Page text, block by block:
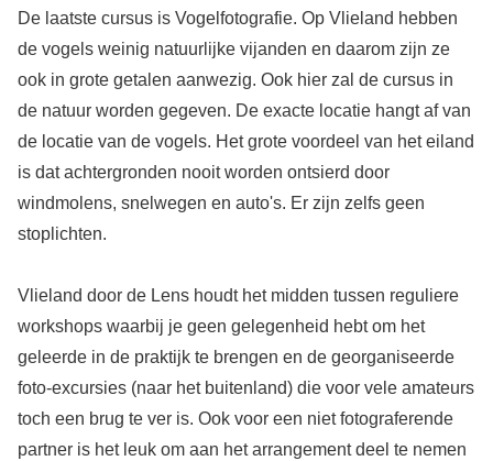
De laatste cursus is Vogelfotografie. Op Vlieland hebben
de vogels weinig natuurlijke vijanden en daarom zijn ze
ook in grote getalen aanwezig. Ook hier zal de cursus in
de natuur worden gegeven. De exacte locatie hangt af van
de locatie van de vogels. Het grote voordeel van het eiland
is dat achtergronden nooit worden ontsierd door
windmolens, snelwegen en auto's. Er zijn zelfs geen
stoplichten.
Vlieland door de Lens houdt het midden tussen reguliere
workshops waarbij je geen gelegenheid hebt om het
geleerde in de praktijk te brengen en de georganiseerde
foto-excursies (naar het buitenland) die voor vele amateurs
toch een brug te ver is. Ook voor een niet fotograferende
partner is het leuk om aan het arrangement deel te nemen